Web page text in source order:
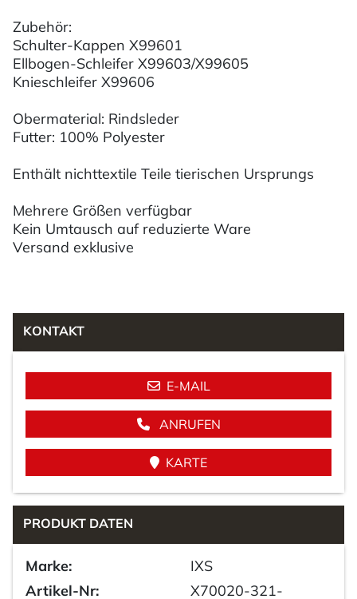
Zubehör:
Schulter-Kappen X99601
Ellbogen-Schleifer X99603/X99605
Knieschleifer X99606
Obermaterial: Rindsleder
Futter: 100% Polyester
Enthält nichttextile Teile tierischen Ursprungs
Mehrere Größen verfügbar
Kein Umtausch auf reduzierte Ware
Versand exklusive
KONTAKT
E-MAIL
ANRUFEN
KARTE
PRODUKT DATEN
Marke:
IXS
Artikel-Nr:
X70020-321-